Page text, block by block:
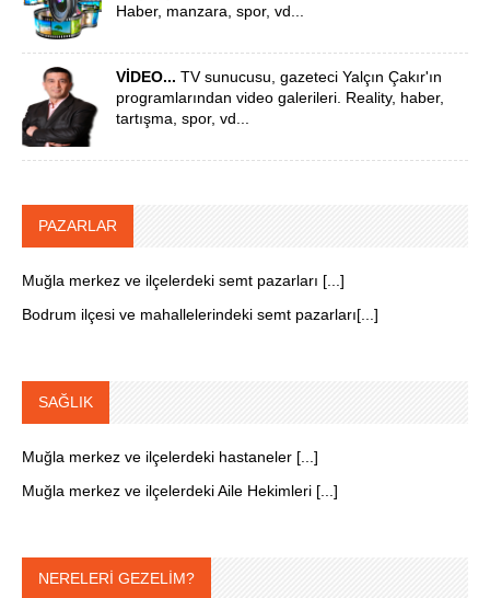
Haber, manzara, spor, vd...
VİDEO... TV sunucusu, gazeteci Yalçın Çakır'ın
programlarından video galerileri. Reality, haber,
tartışma, spor, vd...
PAZARLAR
Muğla merkez ve ilçelerdeki semt pazarları [...]
Bodrum ilçesi ve mahallelerindeki semt pazarları[...]
SAĞLIK
Muğla merkez ve ilçelerdeki hastaneler [...]
Muğla merkez ve ilçelerdeki Aile Hekimleri [...]
NERELERİ GEZELİM?